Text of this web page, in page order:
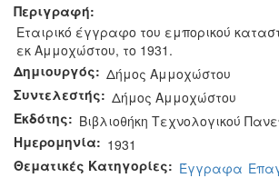
Περιγραφή:
Εταιρικό έγγραφο του εμπορικού
εκ Αμμοχώστου, το 1931.
Δημιουργός: Δήμος Αμμοχώστου
Συντελεστής: Δήμος Αμμοχώστου
Εκδότης: Βιβλιοθήκη Τεχνολογικού
Ημερομηνία: 1931
Θεματικές Κατηγορίες: Έγγραφα